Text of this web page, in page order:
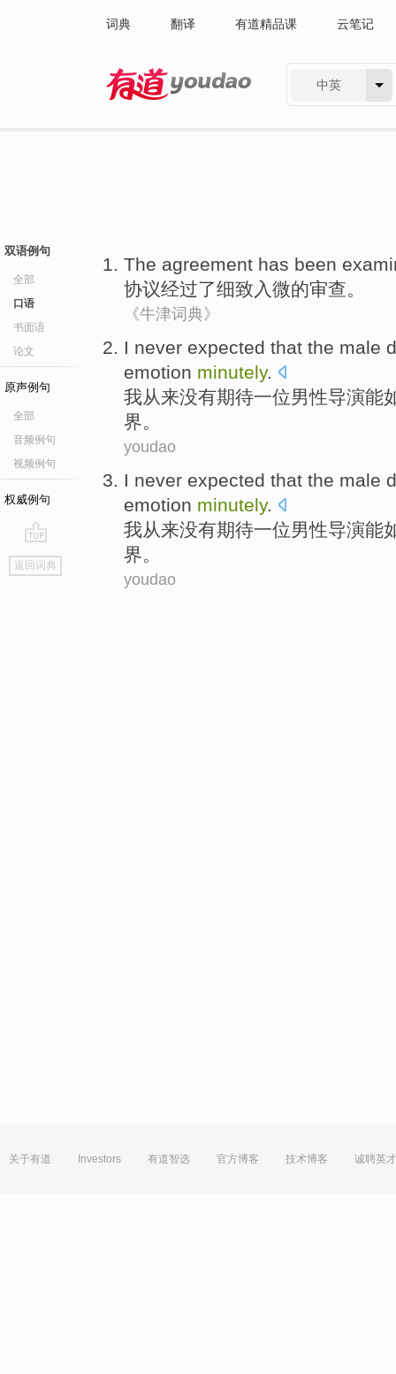
词典 翻译 有道精品课 云笔记
中英
双语例句
全部
口语
书面语
论文
原声例句
全部
音频例句
视频例句
权威例句
go
top
返回词典
The agreement has been
协议经过了细致入微的审查。
《牛津词典》
I never expected that the male
emotion minutely.
我从来没有期待一位男性导演能
界。
youdao
I never expected that the male
emotion minutely.
我从来没有期待一位男性导演能
界。
youdao
关于有道 Investors 有道智选 官方博客 技术博客 诚聘英才